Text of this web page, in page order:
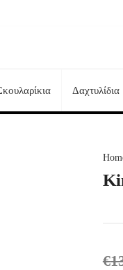
Δαχτυλίδια
Τηλεφωνικές
€